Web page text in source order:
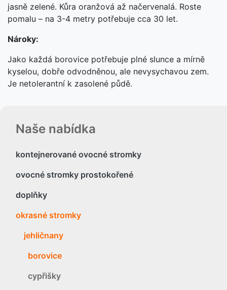
Naše nabídka
kontejnerované ovocné stromky
ovocné stromky prostokořené
doplňky
okrasné stromky
jehličnany
borovice
cypřišky
jasně zelené. Kůra oranžová až načervenalá. Roste
pomalu – na 3-4 metry potřebuje cca 30 let.
Nároky:
Jako každá borovice potřebuje plné slunce a mírně
kyselou, dobře odvodněnou, ale nevysychavou zem.
Je netolerantní k zasolené půdě.